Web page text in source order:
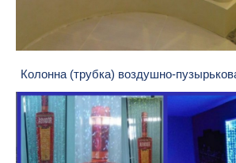
Колонна (трубка) воздушно-